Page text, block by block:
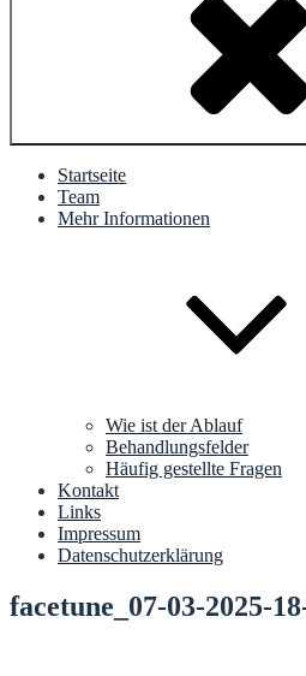
Startseite
Team
Mehr Informationen
Wie ist der Ablauf
Behandlungsfelder
Häufig gestellte Fragen
Kontakt
Links
Impressum
Datenschutzerklärung
facetune_07-03-2025-